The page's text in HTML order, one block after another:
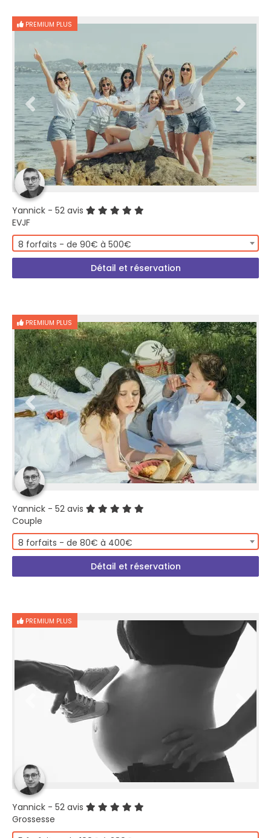
PREMIUM PLUS
Yannick - 52 avis
EVJF
8 forfaits - de 90€ à 500€
Détail et réservation
PREMIUM PLUS
Yannick - 52 avis
Couple
8 forfaits - de 80€ à 400€
Détail et réservation
PREMIUM PLUS
Yannick - 52 avis
Grossesse